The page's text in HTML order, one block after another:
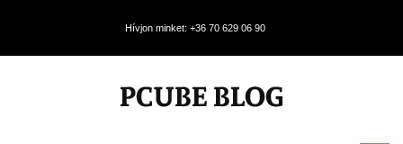
Hívjon minket: +36 70 629 06 90